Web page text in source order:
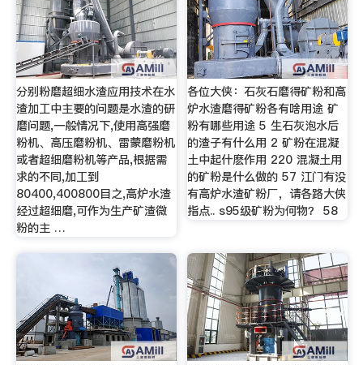
分别粉磨超细水渣应用技术在水
渣加工中主要的问题是水渣的研
磨问题,一般情况下,使用高强磨
粉机、高压磨粉机、雷蒙磨粉机
或者超细磨粉机等产品,根据需
求的不同,加工到
80400,400800目之,高炉水渣
经过超细磨,可作为生产矿渣微
粉的主 …
各位大侠：石灰石磨得矿粉和高
炉水渣磨得矿粉各有啥用途 矿
粉有哪些用途 5 生石灰泡水后
的渣子有什么用 2 矿粉在混凝
土中起什麽作用 220 混凝土用
的矿粉是什么做的 57 江门有没
有高炉水渣矿粉厂，请各路大侠
指点.. s95级矿粉为何物？ 58